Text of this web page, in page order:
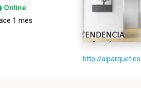
Online
1 mes
http://aiparquet.es